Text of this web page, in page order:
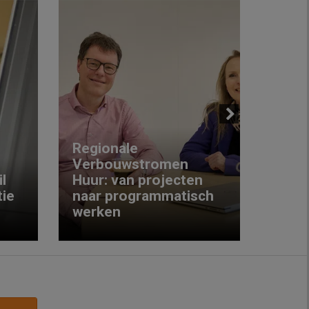
Regionale
Verbouwstromen
Huur: van projecten
naar programmatisch
werken
Next